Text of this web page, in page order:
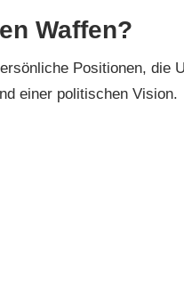
Waffen?
Positionen, die
einer politischen Vision.